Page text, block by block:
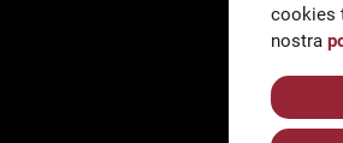
cookies
nostra